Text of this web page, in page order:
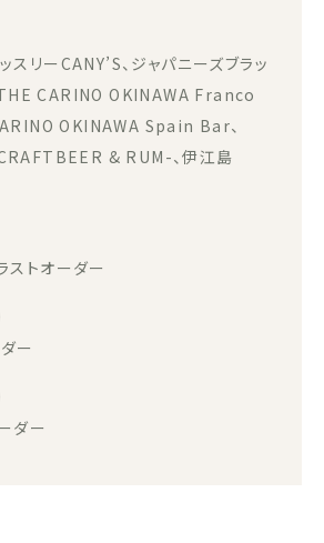
スリーCANY’S、ジャパニーズブラッ
THE CARINO OKINAWA Franco
OKINAWA Spain Bar、
& RUM-、伊江島
ストオーダー
ー
ダー